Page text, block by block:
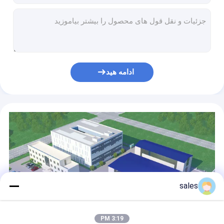
تجهیزات تولید نوری
ابزار اندازه گیری نوری
لوله شیشه ای بوروسیلیکات با غلاف فیبر نوری مویرگی شیشه بوروسیلیکات
ماشینکاری دقیق قطعات شیشه ای سفارشی هدف کندوپاش غیر استاندارد SiO2
تحمل قطعات سرامیکی سفارشی 0.5 میلی‌متر، ورق سرامیکی آلومینا سوراخ‌دار پله‌ای
قطعات سرامیکی سفارشی واشر سرامیکی دمای بالا برای دستگاه گرد
ادامه هید
sales
3:19 PM